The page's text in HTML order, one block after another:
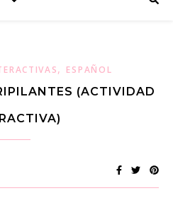
, ESPAÑOL
(ACTIVIDAD